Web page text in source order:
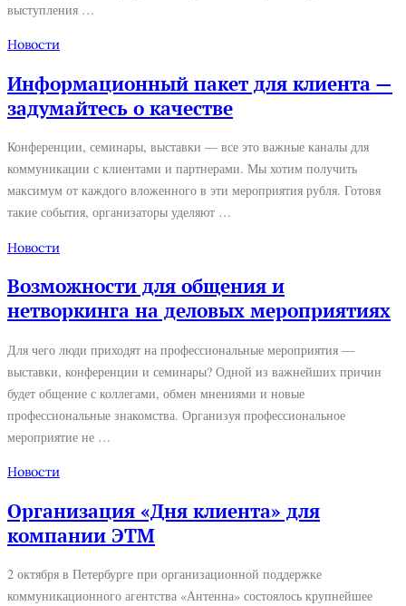
выступления …
Новости
Информационный пакет для клиента —
задумайтесь о качестве
Конференции, семинары, выставки — все это важные каналы для
коммуникации с клиентами и партнерами. Мы хотим получить
максимум от каждого вложенного в эти мероприятия рубля. Готовя
такие события, организаторы уделяют …
Новости
Возможности для общения и
нетворкинга на деловых мероприятиях
Для чего люди приходят на профессиональные мероприятия —
выставки, конференции и семинары? Одной из важнейших причин
будет общение с коллегами, обмен мнениями и новые
профессиональные знакомства. Организуя профессиональное
мероприятие не …
Новости
Организация «Дня клиента» для
компании ЭТМ
2 октября в Петербурге при организационной поддержке
коммуникационного агентства «Антенна» состоялось крупнейшее